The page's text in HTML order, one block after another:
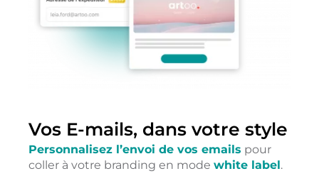
Vos E-mails, dans votre style
Personnalisez l’envoi de vos emails pour
coller à votre branding en mode white label.